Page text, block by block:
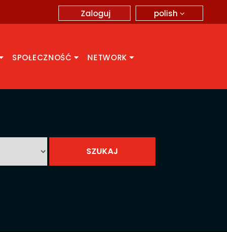
polish
Zaloguj
SPOŁECZNOŚĆ NETWORK